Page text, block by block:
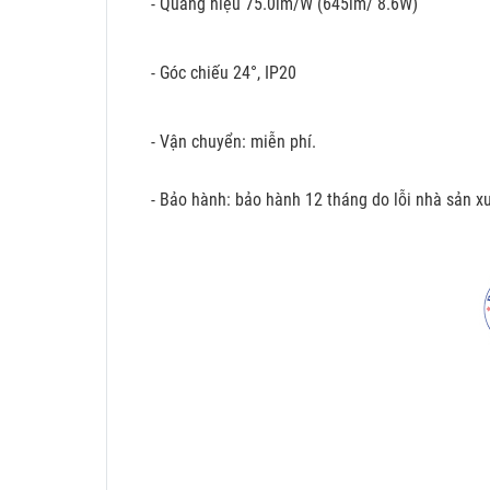
- Góc chiếu 24°, IP20
- Vận chuyển: miễn phí.
- Bảo hành: bảo hành 12 tháng do lỗi nhà sản